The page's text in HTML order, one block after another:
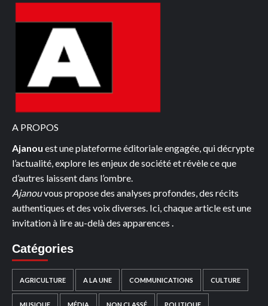
HENRIETTE
LAGOU
:
MON
N’EST
LEGITIMER
UNE
QUELCONQUE
CANDIDATURE
»
A PROPOS
Ajanou est une plateforme éditoriale engagée, qui décrypte
l’actualité, explore les enjeux de société et révèle ce que
d’autres laissent dans l’ombre.
Ajanouvous propose des analyses profondes, des récits
authentiques et des voix diverses. Ici, chaque article est une
invitation à lire au-delà des apparences .
Catégories
AGRICULTURE A LA UNE COMMUNICATIONS CULTURE